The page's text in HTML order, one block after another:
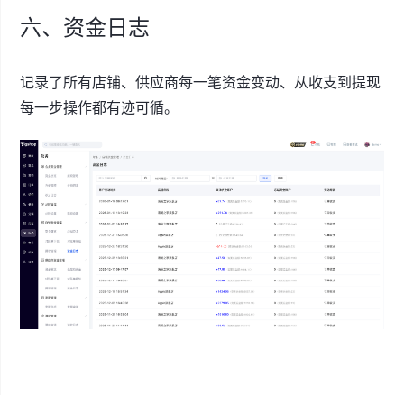
六、资金日志
记录了所有店铺、供应商每一笔资金变动、从收支到提现
每一步操作都有迹可循。